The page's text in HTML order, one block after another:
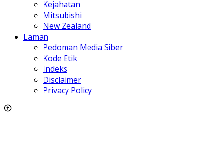
Kejahatan
Mitsubishi
New Zealand
Laman
Pedoman Media Siber
Kode Etik
Indeks
Disclaimer
Privacy Policy